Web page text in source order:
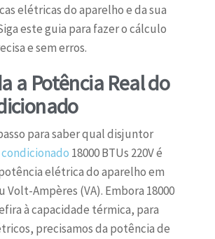
elétricas do aparelho e da sua
este guia para fazer o cálculo
e sem erros.
a Potência Real do
para saber qual disjuntor
18000 BTUs 220V é
elétrica do aparelho em
Volt-Ampères (VA). Embora 18000
à capacidade térmica, para
precisamos da potência de